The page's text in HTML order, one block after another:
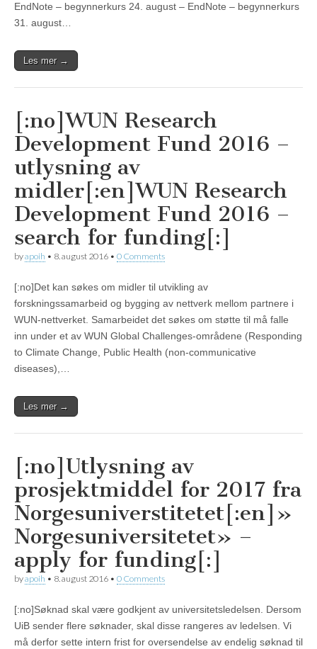
EndNote – begynnerkurs 24. august – EndNote – begynnerkurs
31. august…
Les mer →
[:no]WUN Research
Development Fund 2016 –
utlysning av
midler[:en]WUN Research
Development Fund 2016 –
search for funding[:]
byapoih • 8. august 2016 • 0 Comments
[:no]Det kan søkes om midler til utvikling av
forskningssamarbeid og bygging av nettverk mellom partnere i
WUN-nettverket. Samarbeidet det søkes om støtte til må falle
inn under et av WUN Global Challenges-områdene (Responding
to Climate Change, Public Health (non-communicative
diseases),…
Les mer →
[:no]Utlysning av
prosjektmiddel for 2017 fra
Norgesuniverstitetet[:en]»
Norgesuniversitetet» –
apply for funding[:]
byapoih • 8. august 2016 • 0 Comments
[:no]Søknad skal være godkjent av universitetsledelsen. Dersom
UiB sender flere søknader, skal disse rangeres av ledelsen. Vi
må derfor sette intern frist for oversendelse av endelig søknad til